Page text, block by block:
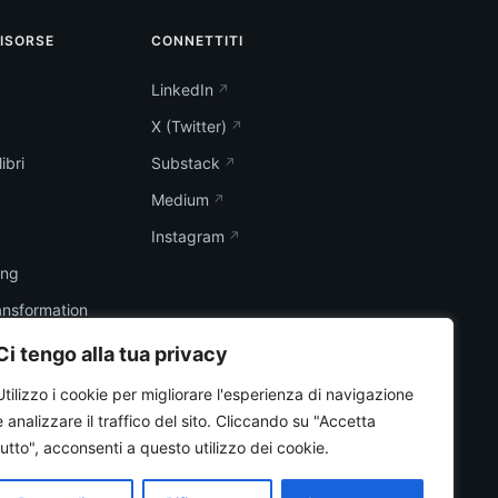
tengo alla tua privacy
i cookie per migliorare l'esperienza di navigazione
analizzare il traffico del sito. Cliccando su "Accetta
acconsenti a questo utilizzo dei cookie.
CONNETTITI
LinkedIn
X (Twitter)
Substack
Medium
Instagram